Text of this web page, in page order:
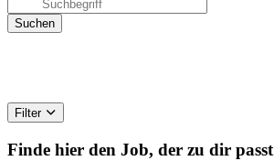
Filter
Finde hier den Job, der zu dir passt